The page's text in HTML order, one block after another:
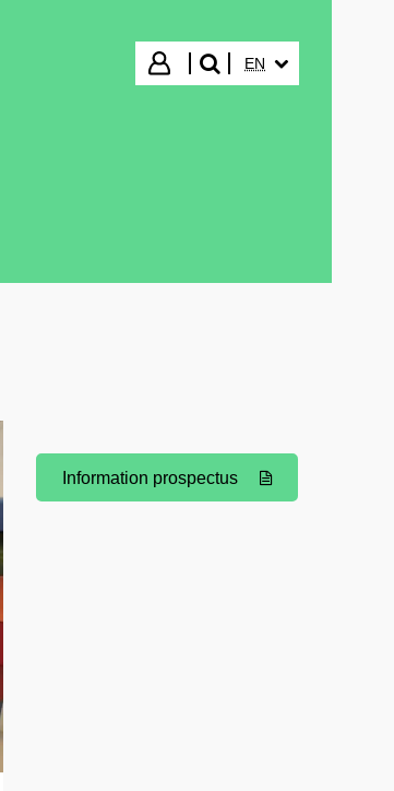
Login
search"
EN
(Opens New Window)
Information prospectus